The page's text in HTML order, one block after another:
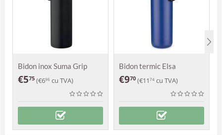
Bidon inox Suma Grip
€575 (€696 cu TVA)
Bidon termic Elsa
€970 (€11 74 cu TVA)